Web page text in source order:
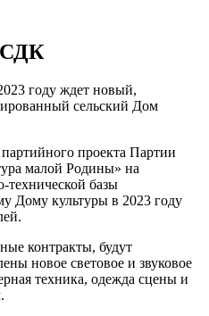
СДК
году ждет новый,
сельский Дом
проекта Партии
малой Родины» на
технической базы
Дому культуры в 2023 году
контракты, будут
новое световое и звуковое
техника, одежда сцены и